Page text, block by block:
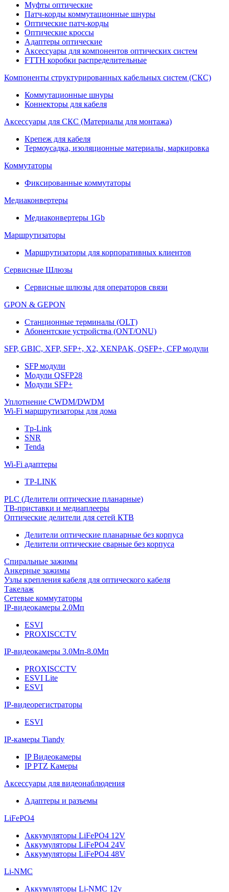
Муфты оптические
Патч-корды коммутационные шнуры
Оптические патч-корды
Оптические кроссы
Адаптеры оптические
Аксессуары для компонентов оптических систем
FTTH коробки распределительные
Компоненты структурированных кабельных систем (СКС)
Коммутационные шнуры
Коннекторы для кабеля
Аксессуары для СКС (Материалы для монтажа)
Крепеж для кабеля
Термоусадка, изоляционные материалы, маркировка
Коммутаторы
Фиксированные коммутаторы
Медиаконвертеры
Медиаконвертеры 1Gb
Маршрутизаторы
Маршрутизаторы для корпоративных клиентов
Сервисные Шлюзы
Сервисные шлюзы для операторов связи
GPON & GEPON
Станционные терминалы (OLT)
Абонентские устройства (ONT/ONU)
SFP, GBIC, XFP, SFP+, X2, XENPAK, QSFP+, CFP модули
SFP модули
Модули QSFP28
Модули SFP+
Уплотнение CWDM/DWDM
Wi-Fi маршрутизаторы для дома
Tp-Link
SNR
Tenda
Wi-Fi адаптеры
TP-LINK
PLC (Делители оптические планарные)
ТВ-приставки и медиаплееры
Оптические делители для сетей КТВ
Делители оптические планарные без корпуса
Делители оптические сварные без корпуса
Спиральные зажимы
Анкерные зажимы
Узлы крепления кабеля для оптического кабеля
Такелаж
Сетевые коммутаторы
IP-видеокамеры 2.0Мп
ESVI
PROXISCCTV
IP-видеокамеры 3.0Мп-8.0Мп
PROXISCCTV
ESVI Lite
ESVI
IP-видеорегистраторы
ESVI
IP-камеры Tiandy
IP Видеокамеры
IP PTZ Камеры
Аксессуары для видеонаблюдения
Адаптеры и разъемы
LiFePO4
Аккумуляторы LiFePO4 12V
Аккумуляторы LiFePO4 24V
Аккумуляторы LiFePO4 48V
Li-NMC
Аккумуляторы Li-NMC 12v